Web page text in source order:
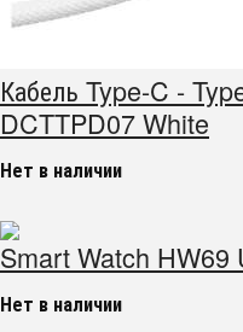
Кабель Type-C -
DCTTPD07 White
Нет в наличии
Smart Watch HW69
Нет в наличии